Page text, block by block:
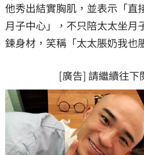
他秀出結實胸肌，並表示「直
月子中心」，不只陪太太坐月
鍊身材，笑稱「太太脹奶我也
[廣告] 請繼續往